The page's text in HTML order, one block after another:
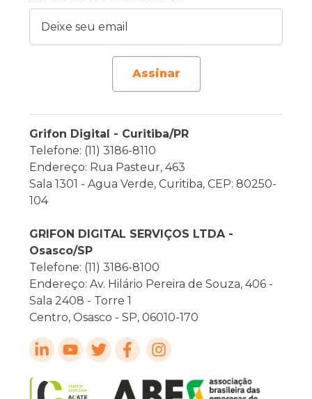
Assinar
Grifon Digital - Curitiba/PR
Telefone: (11) 3186-8110
Endereço: Rua Pasteur, 463
Sala 1301 - Agua Verde, Curitiba, CEP: 80250-
104
GRIFON DIGITAL SERVIÇOS LTDA -
Osasco/SP
Telefone: (11) 3186-8100
Endereço: Av. Hilário Pereira de Souza, 406 -
Sala 2408 - Torre 1
Centro, Osasco - SP, 06010-170